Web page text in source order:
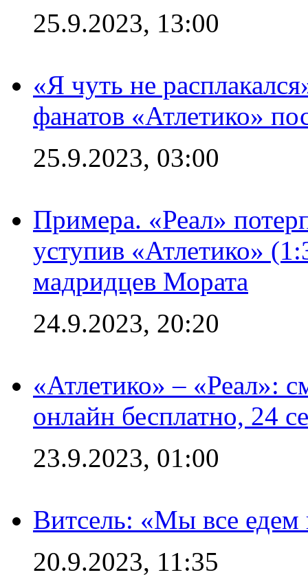
25.9.2023, 13:00
«Я чуть не
фанатов «Атлетико»
25.9.2023, 03:00
Примера. «Реал»
уступив «Атлетико»
мадридцев Мората
24.9.2023, 20:20
«Атлетико» – «Реал»:
онлайн бесплатно, 24
23.9.2023, 01:00
Витсель: «Мы все едем
20.9.2023, 11:35